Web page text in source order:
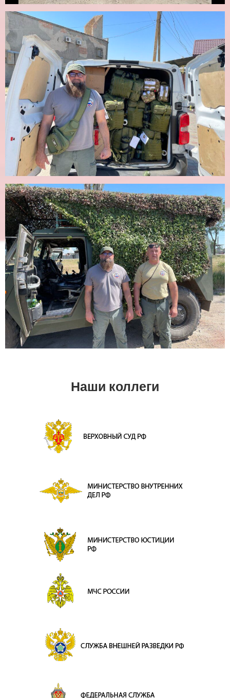
Наши коллеги